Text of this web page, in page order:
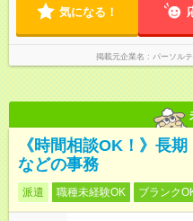
気になる！
掲載元企業名 パーソル
《時間相談OK！》長
などの事務
派遣 職種未経験OK ブランク